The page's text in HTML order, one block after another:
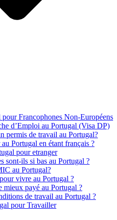
Francophones Non-Européens
d’Emploi au Portugal (Visa DP)
permis de travail au Portugal?
Portugal en étant français ?
pour etranger
sont-ils si bas au Portugal ?
au Portugal?
vivre au Portugal ?
mieux payé au Portugal ?
de travail au Portugal ?
pour Travailler